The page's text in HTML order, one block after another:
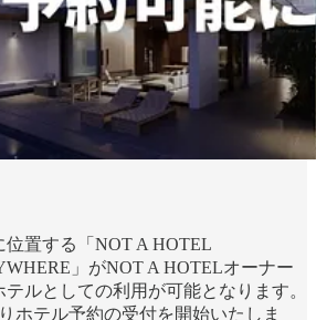
置する「NOT A HOTEL
」がNOT A HOTELオーナー
ルとしての利用が可能となります。
ホテル予約の受付を開始いたしま